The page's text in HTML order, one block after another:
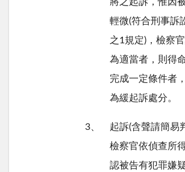
輕微(符合刑事訴
之1 規定) ，檢察
為適當者，則得
完成一定條件者
為緩起訴處分。
3、 起訴(含聲請簡易
檢察官依偵查所
認被告有犯罪嫌